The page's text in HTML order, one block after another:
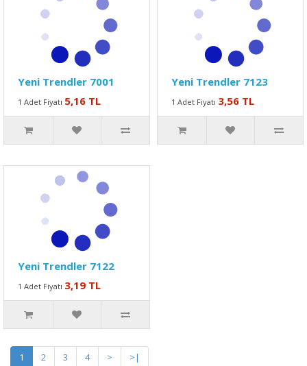
Yeni Trendler 7001
1 Adet Fiyatı 5,16 TL
Yeni Trendler 7123
1 Adet Fiyatı 3,56 TL
Yeni Trendler 7122
1 Adet Fiyatı 3,19 TL
1 2 3 4 > >|